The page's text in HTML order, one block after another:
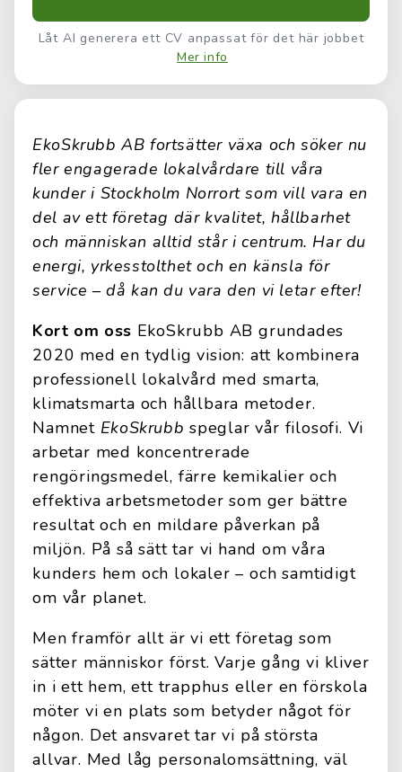
Låt AI generera ett CV anpassat för det här jobbet
Mer info
EkoSkrubb AB fortsätter växa och söker nu
fler engagerade lokalvårdare till våra
kunder i Stockholm Norrort som vill vara en
del av ett företag där kvalitet, hållbarhet
och människan alltid står i centrum. Har du
energi, yrkesstolthet och en känsla för
service – då kan du vara den vi letar efter!
Kort om oss EkoSkrubb AB grundades
2020 med en tydlig vision: att kombinera
professionell lokalvård med smarta,
klimatsmarta och hållbara metoder.
Namnet EkoSkrubb speglar vår filosofi. Vi
arbetar med koncentrerade
rengöringsmedel, färre kemikalier och
effektiva arbetsmetoder som ger bättre
resultat och en mildare påverkan på
miljön. På så sätt tar vi hand om våra
kunders hem och lokaler – och samtidigt
om vår planet.
Men framför allt är vi ett företag som
sätter människor först. Varje gång vi kliver
in i ett hem, ett trapphus eller en förskola
möter vi en plats som betyder något för
någon. Det ansvaret tar vi på största
allvar. Med låg personalomsättning, väl